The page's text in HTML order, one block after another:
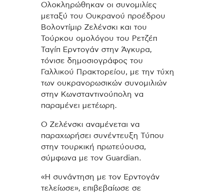
Ολοκληρώθηκαν οι συνομιλίες
μεταξύ του Ουκρανού προέδρου
Βολοντίμιρ Ζελένσκι και του
Τούρκου ομολόγου του Ρετζέπ
Ταγίπ Ερντογάν στην Άγκυρα,
τόνισε δημοσιογράφος του
Γαλλικού Πρακτορείου, με την τύχη
των ουκρανορωσικών συνομιλιών
στην Κωνσταντινούπολη να
παραμένει μετέωρη.
Ο Ζελένσκι αναμένεται να
παραχωρήσει συνέντευξη Τύπου
στην τουρκική πρωτεύουσα,
σύμφωνα με τον Guardian.
«Η συνάντηση με τον Ερντογάν
τελείωσε», επιβεβαίωσε σε